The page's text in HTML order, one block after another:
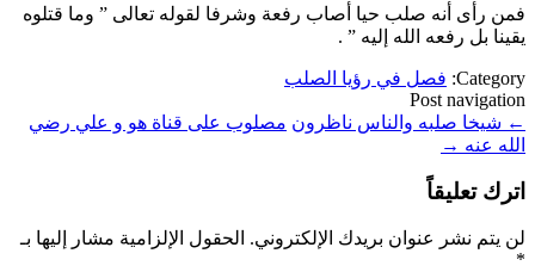
فمن رأى أنه صلب حيا أصاب رفعة وشرفا لقوله تعالى ” وما قتلوه
يقينا بل رفعه الله إليه ” .
Category: فصل في رؤيا الصلب
Post navigation
← شيخا صلبه والناس ناظرون مصلوب على قناة هو و علي رضي
الله عنه →
اترك تعليقاً
لن يتم نشر عنوان بريدك الإلكتروني. الحقول الإلزامية مشار إليها بـ
*